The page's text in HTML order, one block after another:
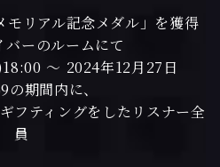
リアル記念メダル」を獲得
バーのルームにて
～ 2024年12月27日
期間内に、
フティングをしたリスナー全
員